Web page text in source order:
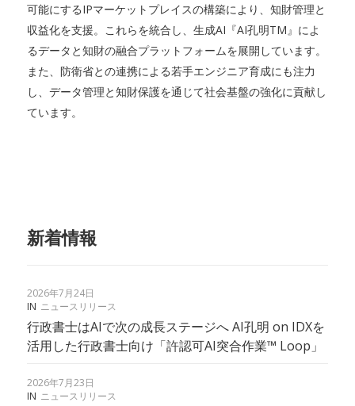
可能にするIPマーケットプレイスの構築により、知財管理と
収益化を支援。これらを統合し、生成AI『AI孔明TM』によ
るデータと知財の融合プラットフォームを展開しています。
また、防衛省との連携による若手エンジニア育成にも注力
し、データ管理と知財保護を通じて社会基盤の強化に貢献し
ています。
新着情報
2026年7月24日
IN ニュースリリース
行政書士はAIで次の成長ステージへ AI孔明 on IDXを
活用した行政書士向け「許認可AI突合作業™︎ Loop」
2026年7月23日
IN ニュースリリース